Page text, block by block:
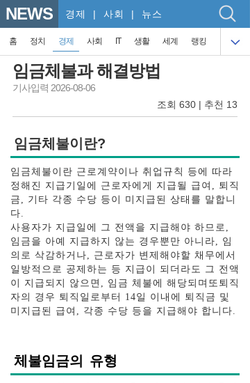
NEWS 경제 | 사회 | 뉴스
홈 정치 경제 사회 IT 생활 세계 랭킹
임금체불과 해결방법
기사입력 2026-08-06
조회 630 | 추천 13
임금체불이란?
임금체불이란 근로계약이나 취업규칙 등에 따라
정해진 지급기일에 근로자에게 지급될 급여, 퇴직
금, 기타 각종 수당 등이 미지급된 상태를 말합니
다.
사용자가 지급일에 그 전액을 지급해야 하므로,
임금을 아예 지급하지 않는 경우뿐만 아니라, 임
의로 삭감하거나, 근로자가 변제해야할 채무에서
일방적으로 공제하는 등 지급이 되더라도 그 전액
이 지급되지 않으면, 임금 체불에 해당되며​또퇴직
자의 경우 퇴직일로부터 14일 이내에 퇴직금 및
미지급된 급여, 각종 수당 등을 지급해야 합니다.
체불임금의 유형